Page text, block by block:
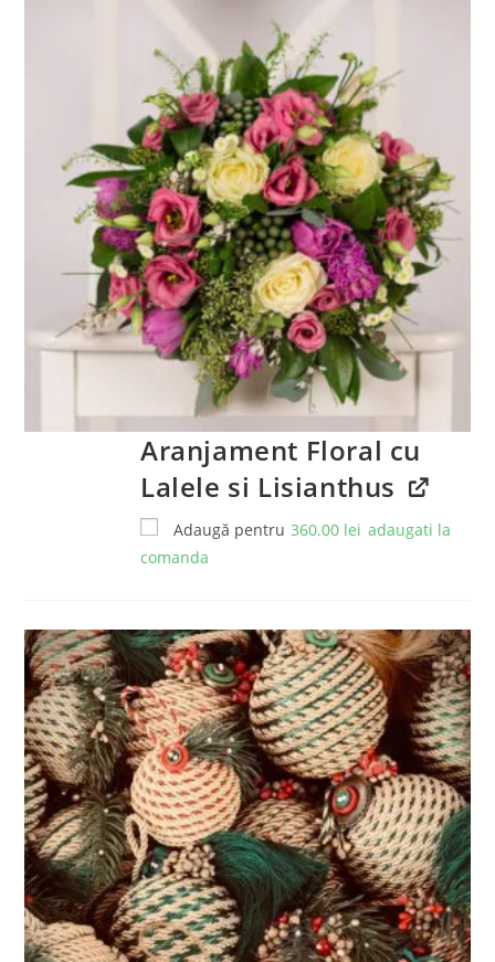
Aranjament Floral cu
Lalele si Lisianthus
Adaugă pentru 360.00 lei adaugati la
comanda